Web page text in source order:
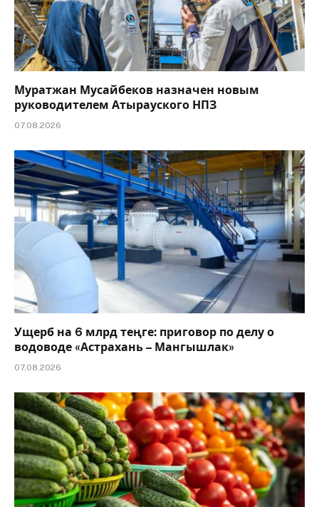
Муратжан Мусайбеков назначен новым
руководителем Атырауского НПЗ
07.08.2026
Ущерб на 6 млрд теңге: приговор по делу о
водоводе «Астрахань – Мангышлак»
07.08.2026